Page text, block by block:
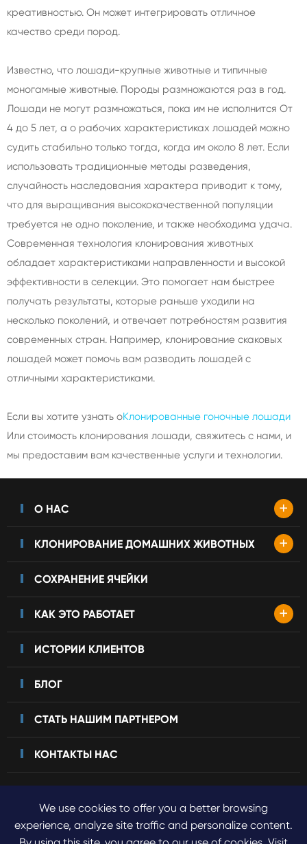
креативностью. Он может интегрировать отличное
качество среди пород.
Известно, что лошади-крупные животные и типичные
моногамные животные. Породы размножаются раз в год.
Лошади не могут размножаться, пока им не исполнится От
4 до 5 лет, а о рабочих характеристиках лошадей можно
судить стабильно только тогда, когда им около 8 лет. Если
использовать традиционные методы разведения,
случайность наследования характера приводит к тому,
что для выращивания высококачественной популяции
требуется не одно поколение, и также необходима удача.
Современная технология клонирования животных
обладает характеристиками направленности и высокой
эффективности в селекции. Это помогает нам быстрее
получать результаты, которые раньше уходили на
несколько поколений, и отвечает потребностям развития
современных стран. Например, клонирование скаковых
лошадей может помочь вам разводить лошадей с
отличными характеристиками.
Если вы хотите узнать оКлонированные гоночные лошади
Или стоимость клонирования лошади, свяжитесь с нами, и
мы предоставим вам качественные услуги и технологии.
О НАС +
КЛОНИРОВАНИЕ ДОМАШНИХ ЖИВОТНЫХ +
СОХРАНЕНИЕ ЯЧЕЙКИ
КАК ЭТО РАБОТАЕТ +
ИСТОРИИ КЛИЕНТОВ
БЛОГ
СТАТЬ НАШИМ ПАРТНЕРОМ
КОНТАКТЫ НАС
Авторские права©2023 Sinogene Pet Cloning.Все права
We use cookies to offer you a better browsing
experience, analyze site traffic and personalize content.